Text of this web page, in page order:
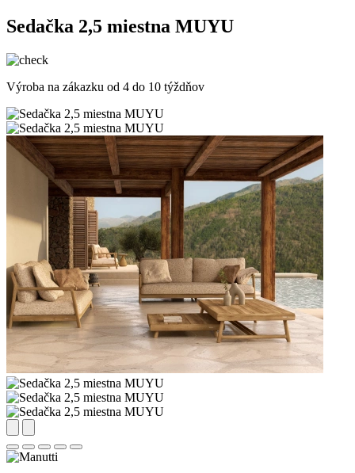
Sedačka 2,5 miestna MUYU
Výroba na zákazku od 4 do 10 týždňov